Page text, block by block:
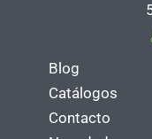
Blog
Catálogos
Contacto